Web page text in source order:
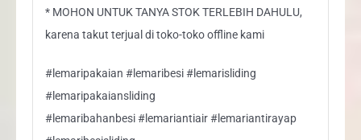
* MOHON UNTUK TANYA STOK TERLEBIH DAHULU,
karena takut terjual di toko-toko offline kami
#lemaripakaian #lemaribesi #lemarisliding
#lemaripakaiansliding
#lemaribahanbesi #lemariantiair #lemariantirayap